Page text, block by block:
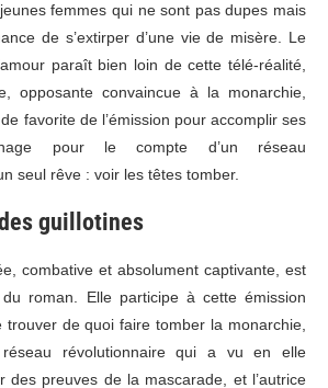
femmes qui ne sont pas dupes mais
de s’extirper d’une vie de misère. Le
paraît bien loin de cette télé-réalité,
opposante convaincue à la monarchie,
favorite de l’émission pour accomplir ses
pour le compte d’un réseau
seul rêve : voir les têtes tomber.
guillotines
combative et absolument captivante, est
roman. Elle participe à cette émission
trouver de quoi faire tomber la monarchie,
réseau révolutionnaire qui a vu en elle
des preuves de la mascarade, et l’autrice